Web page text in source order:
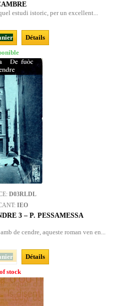
estudi istoric, per un excellent...
Détails
D03RLDL
IEO
3 – P. PESSAMESSA
de cendre, aqueste roman ven en...
Détails
stock